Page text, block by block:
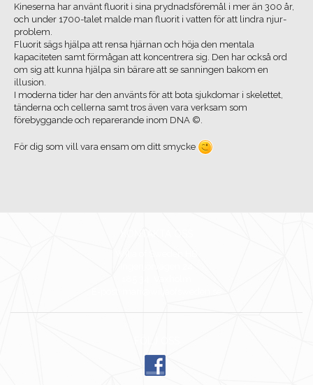
Kineserna har använt fluorit i sina prydnadsföremål i mer än 300 år,
och under 1700-talet malde man fluorit i vatten för att lindra njur-
problem.
Fluorit sägs hjälpa att rensa hjärnan och höja den mentala
kapaciteten samt förmågan att koncentrera sig. Den har också ord
om sig att kunna hjälpa sin bärare att se sanningen bakom en
illusion.
I moderna tider har den använts för att bota sjukdomar i skelettet,
tänderna och cellerna samt tros även vara verksam som
förebyggande och reparerande inom DNA ©.
För dig som vill vara ensam om ditt smycke